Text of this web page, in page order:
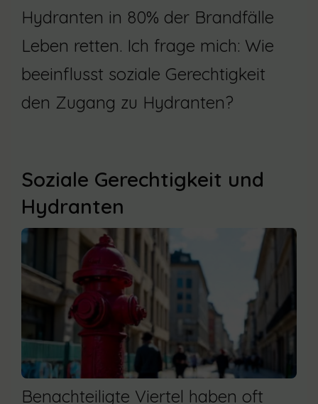
Hydranten in 80% der Brandfälle
Leben retten. Ich frage mich: Wie
beeinflusst soziale Gerechtigkeit
den Zugang zu Hydranten?
Soziale Gerechtigkeit und
Hydranten
Benachteiligte Viertel haben oft